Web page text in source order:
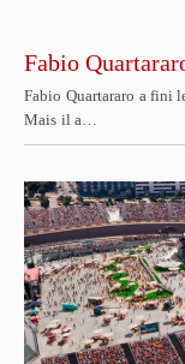
Fabio
Fabio Quartararo a fini
Mais il a…